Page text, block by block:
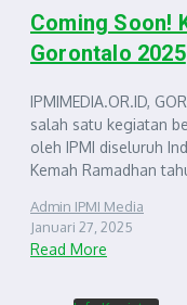
Coming Soon!
Gorontalo 2025
IPMIMEDIA.OR.ID,
salah satu kegiatan
oleh IPMI diseluruh
Kemah Ramadhan
Admin IPMI Media
Januari 27, 2025
Read More